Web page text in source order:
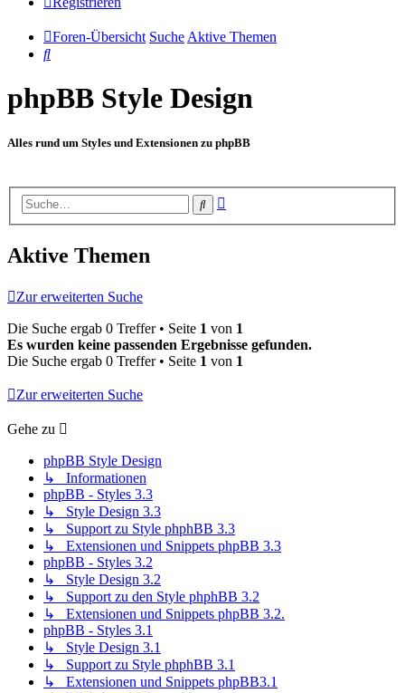
Foren-Übersicht Suche Aktive Themen
Suche
phpBB Style Design
Alles rund um Styles und Extensionen zu phpBB
Suche
Aktive Themen
Zur erweiterten Suche
Die Suche ergab 0 Treffer • Seite 1 von 1
Es wurden keine passenden Ergebnisse gefunden.
Die Suche ergab 0 Treffer • Seite 1 von 1
Zur erweiterten Suche
Gehe zu
phpBB Style Design
↳ Informationen
phpBB - Styles 3.3
↳ Style Design 3.3
↳ Support zu Style phphBB 3.3
↳ Extensionen und Snippets phpBB 3.3
phpBB - Styles 3.2
↳ Style Design 3.2
↳ Support zu den Style phphBB 3.2
↳ Extensionen und Snippets phpBB 3.2.
phpBB - Styles 3.1
↳ Style Design 3.1
↳ Support zu Style phphBB 3.1
↳ Extensionen und Snippets phpBB3.1